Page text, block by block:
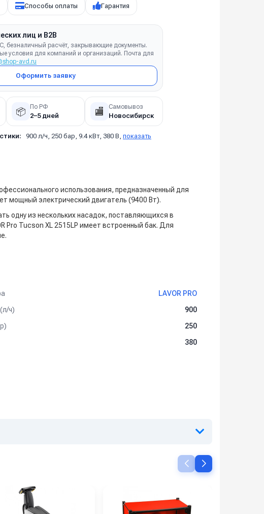
Способы оплаты Гарантия
лиц и B2B
безналичный расчёт, закрывающие документы.
условия для компаний и организаций. Почта для
avd.ru
Оформить заявку
📦 По РФ
2–5 дней 🏬 Самовывоз
Новосибирск
900 л/ч, 250 бар, 9.4 кВт, 380 В, показать
использования, предназначенный для
мощный электрический двигатель (9400 Вт).
одну из нескольких насадок, поставляющихся в
Pro Tucson XL 2515LP имеет встроенный бак. Для
LAVOR PRO
ч)
900
250
380